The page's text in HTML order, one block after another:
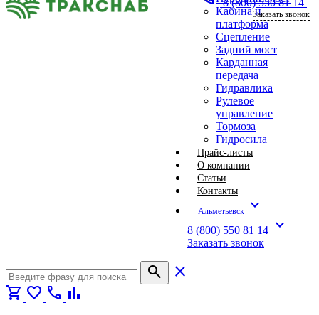
Кабина и
платформа
Сцепление
Задний мост
Карданная
передача
Гидравлика
Рулевое
управление
Тормоза
Гидросила
Прайс-листы
О компании
Статьи
Контакты
Альметьевск expand_more
8 (800) 550 81 14 expand_more
Заказать звонок
Заказать звонок
search
close
shopping_cart favorite call bar_chart